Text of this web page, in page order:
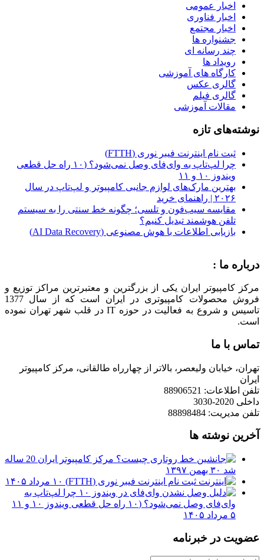
اخبار عمومی
اخبار فناوری
اخبار مجتمع
جشنواره ها
چند رسانه ای
رویداد ها
کارگاه‌ های آموزشی
گالری عکس
گالری فیلم
مقالات آموزشی
نوشته‌های تازه
ثبت نام اینترنت فیبر نوری (FTTH)
چرا لپ‌تاپ به وای‌فای وصل نمی‌شود؟ (۱۰ راه حل قطعی
ویندوز ۱۰ و ۱۱
بهترین مارک‌های لوازم جانبی کامپیوتر و لپ‌تاپ در سال
۲۰۲۶ | راهنمای خرید
مقایسه سیب‌فون و تلسی؛ چگونه خط سنتی را به سیستم
تلفن هوشمند تبدیل کنیم؟
بازیابی اطلاعات با هوش مصنوعی (AI Data Recovery)
درباره ما :
مرکز کامپیوتر ایران یکی از بزرگترین و معتبرترین مراکز توزیع و
فروش محصولات کامپیوتری در ایران است که از سال 1377
تاسیس و شروع به فعالیت در حوزه IT در قلب شهر تهران نموده
است.
تماس با ما
تهران، خیابان ولیعصر، بالاتر از چهارراه طالقانی، مرکز کامپیوتر
ایران
تلفن اطلاعات: 88906521
داخلی 2020-3030
تلفن مدیریت: 88898484
آخرین نوشته ها
مرکز کامپیوتر ایران 20 ساله
شد ۳۰ بهمن ۱۳۹۷
ثبت نام اینترنت فیبر نوری (FTTH)
۱۰ مرداد ۱۴۰۵
چرا لپ‌تاپ به
وای‌فای وصل نمی‌شود؟ (۱۰ راه حل قطعی ویندوز ۱۰ و ۱۱
۵ مرداد ۱۴۰۵
عضویت در خبرنامه